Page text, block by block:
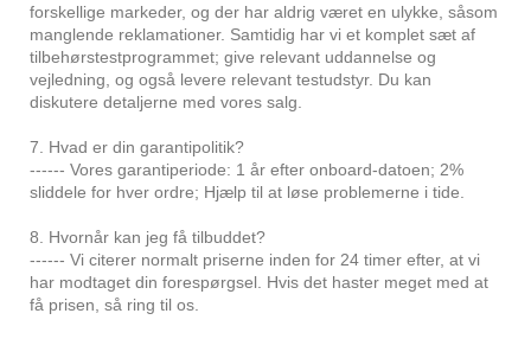
forskellige markeder, og der har aldrig været en ulykke, såsom
manglende reklamationer. Samtidig har vi et komplet sæt af
tilbehørstestprogrammet; give relevant uddannelse og
vejledning, og også levere relevant testudstyr. Du kan
diskutere detaljerne med vores salg.
7. Hvad er din garantipolitik?
------ Vores garantiperiode: 1 år efter onboard-datoen; 2%
sliddele for hver ordre; Hjælp til at løse problemerne i tide.
8. Hvornår kan jeg få tilbuddet?
------ Vi citerer normalt priserne inden for 24 timer efter, at vi
har modtaget din forespørgsel. Hvis det haster meget med at
få prisen, så ring til os.